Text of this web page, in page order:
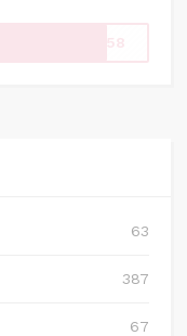
N658
63
387
67